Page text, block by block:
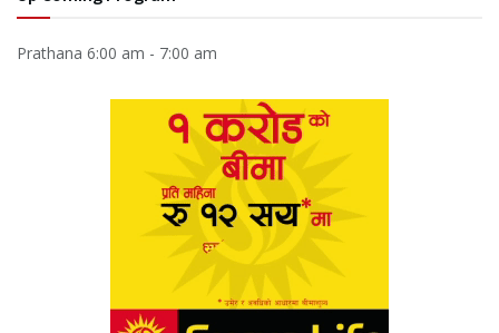
Prathana 6:00 am - 7:00 am